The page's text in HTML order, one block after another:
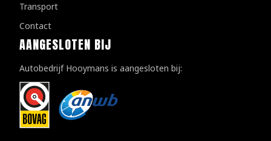
Transport
Contact
AANGESLOTEN BIJ
Autobedrijf Hooymans is aangesloten bij: